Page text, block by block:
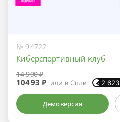
№ 94722
Киберспортивный клуб
14 990 ₽
10493 ₽ или в Сплит 2 623
Демоверсия